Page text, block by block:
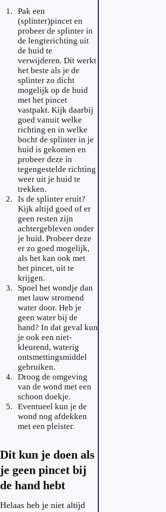
Pak een
(splinter)pincet en
probeer de splinter in
de lengterichting uit
de huid te
verwijderen. Dit werkt
het beste als je de
splinter zo dicht
mogelijk op de huid
met het pincet
vastpakt. Kijk daarbij
goed vanuit welke
richting en in welke
bocht de splinter in je
huid is gekomen en
probeer deze in
tegengestelde richting
weer uit je huid te
trekken.
Is de splinter eruit?
Kijk altijd goed of er
geen resten zijn
achtergebleven onder
je huid. Probeer deze
er zo goed mogelijk,
als het kan ook met
het pincet, uit te
krijgen.
Spoel het wondje dan
met lauw stromend
water door. Heb je
geen water bij de
hand? In dat geval kun
je ook een niet-
kleurend, waterig
ontsmettingsmiddel
gebruiken.
Droog de omgeving
van de wond met een
schoon doekje.
Eventueel kun je de
wond nog afdekken
met een pleister.
Dit kun je doen als
je geen pincet bij
de hand hebt
Helaas heb je niet altijd